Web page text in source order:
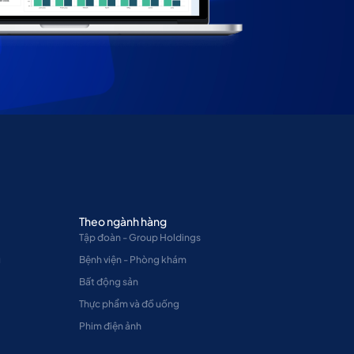
Theo ngành hàng
Tập đoàn - Group Holdings
Bệnh viện - Phòng khám
Bất động sản
Thực phẩm và đồ uống
Phim điện ảnh